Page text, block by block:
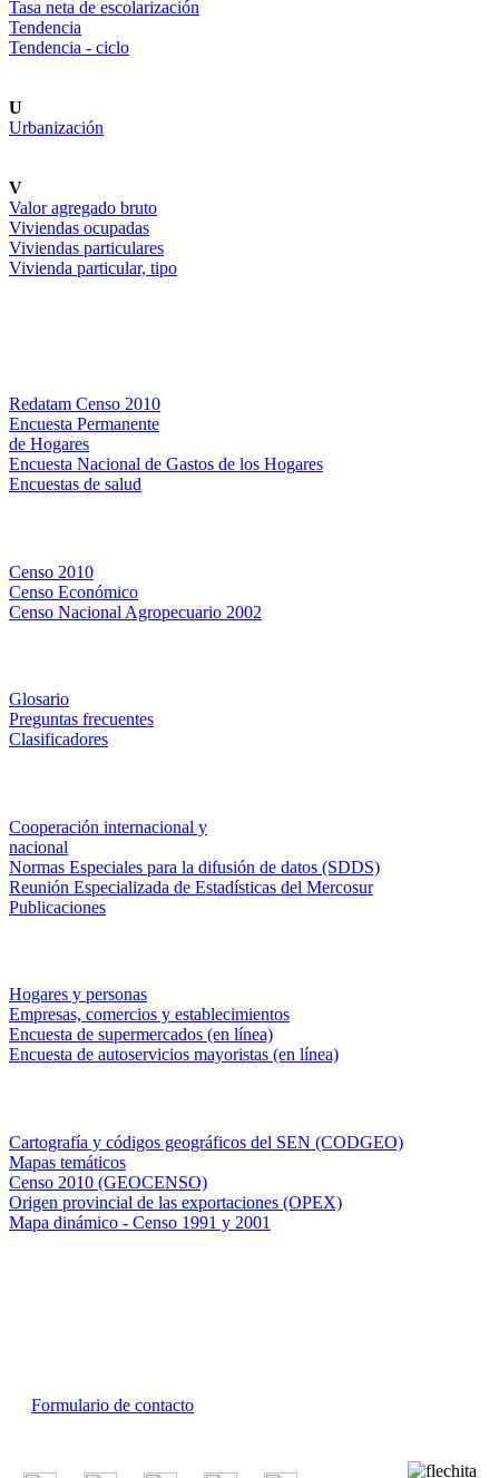
Tasa neta de escolarización
Tendencia
Tendencia - ciclo
U
Urbanización
V
Valor agregado bruto
Viviendas ocupadas
Viviendas particulares
Vivienda particular, tipo
Redatam Censo 2010
Encuesta Permanente
de Hogares
Encuesta Nacional de Gastos de los Hogares
Encuestas de salud
Censo 2010
Censo Económico
Censo Nacional Agropecuario 2002
Glosario
Preguntas frecuentes
Clasificadores
Cooperación internacional y
nacional
Normas Especiales para la difusión de datos (SDDS)
Reunión Especializada de Estadísticas del Mercosur
Publicaciones
Hogares y personas
Empresas, comercios y establecimientos
Encuesta de supermercados (en línea)
Encuesta de autoservicios mayoristas (en línea)
Cartografía y códigos geográficos del SEN (CODGEO)
Mapas temáticos
Censo 2010 (GEOCENSO)
Origen provincial de las exportaciones (OPEX)
Mapa dinámico - Censo 1991 y 2001
Formulario de contacto